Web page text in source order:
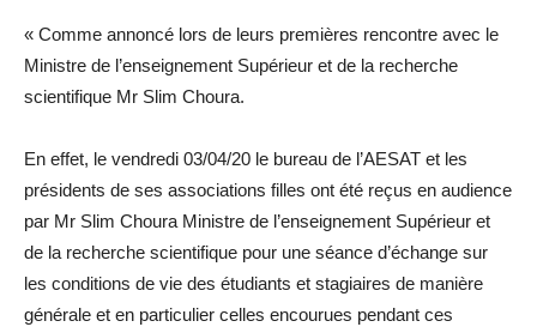
« Comme annoncé lors de leurs premières rencontre avec le
Ministre de l’enseignement Supérieur et de la recherche
scientifique Mr Slim Choura.
En effet, le vendredi 03/04/20 le bureau de l’AESAT et les
présidents de ses associations filles ont été reçus en audience
par Mr Slim Choura Ministre de l’enseignement Supérieur et
de la recherche scientifique pour une séance d’échange sur
les conditions de vie des étudiants et stagiaires de manière
générale et en particulier celles encourues pendant ces